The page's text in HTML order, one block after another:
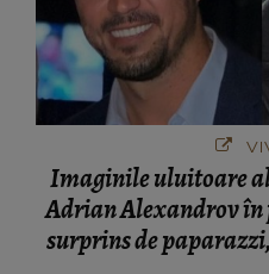
Imaginile uluitoare
Adrian Alexandrov
surprins de